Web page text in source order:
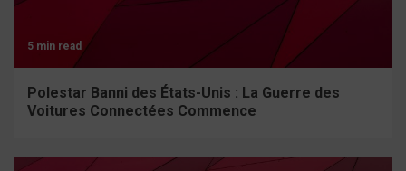
5 min read
Polestar Banni des États-Unis : La Guerre des
Voitures Connectées Commence